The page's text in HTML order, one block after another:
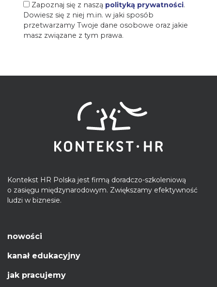
Zapoznaj się z naszą polityką prywatności.
Dowiesz się z niej m.in. w jaki sposób
przetwarzamy Twoje dane osobowe oraz jakie
masz związane z tym prawa.
Kontekst HR Polska jest firmą doradczo-szkoleniową
o zasięgu międzynarodowym. Zwiększamy efektywność
ludzi w biznesie.
nowości
kanał edukacyjny
jak pracujemy